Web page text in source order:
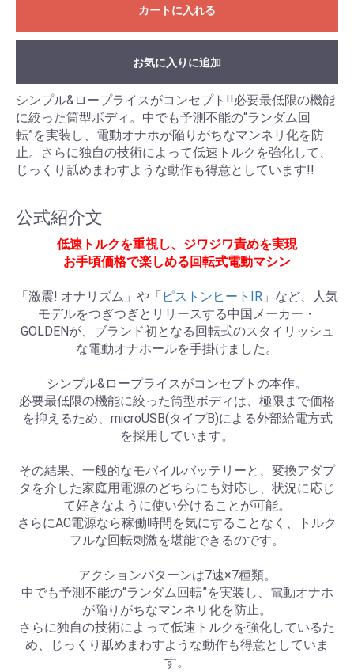
カートに入れる
お気に入りに追加
シンプル&ロープライスがコンセプト!!必要最低限の機能
に絞った筒型ボディ。中でも予測不能の“ランダム回
転”を実装し、電動オナホが陥りがちなマンネリ化を防
止。さらに独自の技術によって低速トルクを強化して、
じっくり舐めまわすような動作も得意としています!!
公式紹介文
低速トルクを重視し、ジワジワ責めを実現
お手頃価格で楽しめる回転式電動マシン
「激震! オナリズム」や「 ピストンヒートIR 」など、人気
モデルをつぎつぎとリリースする中国メーカー・
GOLDENが、ブランド初となる回転式のスタイリッシュ
な電動オナホールを手掛けました。
シンプル&ロープライスがコンセプトの本作。
必要最低限の機能に絞った筒型ボディは、極限まで価格
を抑えるため、microUSB(タイプB)による外部給電方式
を採用しています。
その結果、一般的なモバイルバッテリーと、変換アダプ
タを介した家庭用電源のどちらにも対応し、状況に応じ
て好きなように使い分けることが可能。
さらにAC電源なら稼働時間を気にすることなく、トルク
フルな回転刺激を堪能できるのです。
アクションパターンは7速×7種類。
中でも予測不能の“ランダム回転”を実装し、電動オナホ
が陥りがちなマンネリ化を防止。
さらに独自の技術によって低速トルクを強化しているた
め、じっくり舐めまわすような動作も得意としていま
す。